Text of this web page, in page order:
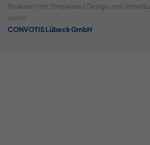
Realisiert mit Shopware | Design und
durch
CONVOTIS Lübeck GmbH